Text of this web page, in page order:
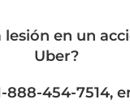
lesión en un
Uber?
888-454-7514,